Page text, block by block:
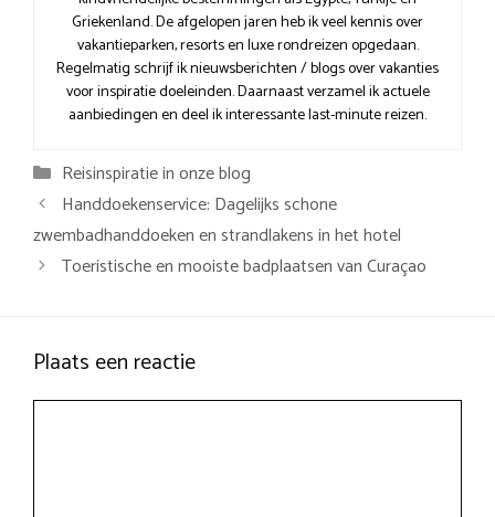
Griekenland. De afgelopen jaren heb ik veel kennis over
vakantieparken, resorts en luxe rondreizen opgedaan.
Regelmatig schrijf ik nieuwsberichten / blogs over vakanties
voor inspiratie doeleinden. Daarnaast verzamel ik actuele
aanbiedingen en deel ik interessante last-minute reizen.
Categorieën
Reisinspiratie in onze blog
Handdoekenservice: Dagelijks schone
zwembadhanddoeken en strandlakens in het hotel
Toeristische en mooiste badplaatsen van Curaçao
Plaats een reactie